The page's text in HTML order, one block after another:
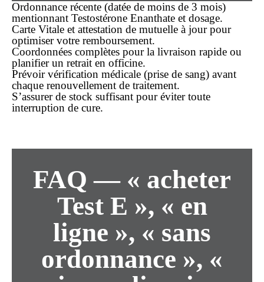
Ordonnance récente (datée de moins de 3 mois)
mentionnant Testostérone Enanthate et dosage.
Carte Vitale et attestation de mutuelle à jour pour
optimiser votre remboursement.
Coordonnées complètes pour la livraison rapide ou
planifier un retrait en officine.
Prévoir vérification médicale (prise de sang) avant
chaque renouvellement de traitement.
S’assurer de stock suffisant pour éviter toute
interruption de cure.
FAQ — « acheter
Test E », « en
ligne », « sans
ordonnance », «